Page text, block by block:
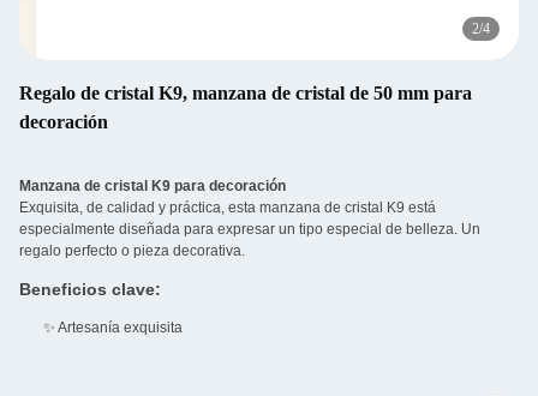
3/4
Regalo de cristal K9, manzana de cristal de 50 mm para
decoración
Manzana de cristal K9 para decoración
Exquisita, de calidad y práctica, esta manzana de cristal K9 está
especialmente diseñada para expresar un tipo especial de belleza. Un
regalo perfecto o pieza decorativa.
Beneficios clave:
✨ Artesanía exquisita